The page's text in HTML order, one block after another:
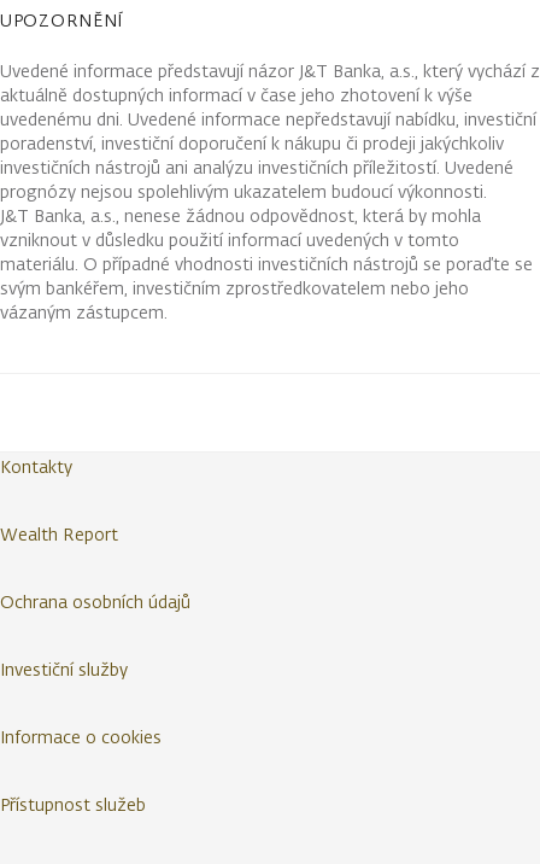
UPOZORNĚNÍ
Uvedené informace představují názor J&T Banka, a.s., který vychází z
aktuálně dostupných informací v čase jeho zhotovení k výše
uvedenému dni. Uvedené informace nepředstavují nabídku, investiční
poradenství, investiční doporučení k nákupu či prodeji jakýchkoliv
investičních nástrojů ani analýzu investičních příležitostí. Uvedené
prognózy nejsou spolehlivým ukazatelem budoucí výkonnosti.
J&T Banka, a.s., nenese žádnou odpovědnost, která by mohla
vzniknout v důsledku použití informací uvedených v tomto
materiálu. O případné vhodnosti investičních nástrojů se poraďte se
svým bankéřem, investičním zprostředkovatelem nebo jeho
vázaným zástupcem.
Kontakty
Wealth Report
Ochrana osobních údajů
Investiční služby
Informace o cookies
Přístupnost služeb